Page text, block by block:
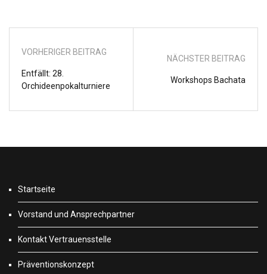
VORHERIGER BEITRAG
Entfällt: 28.
Orchideenpokalturniere
NÄCHSTER BEITRAG
Workshops Bachata
Startseite
Vorstand und Ansprechpartner
Kontakt Vertrauensstelle
Präventionskonzept